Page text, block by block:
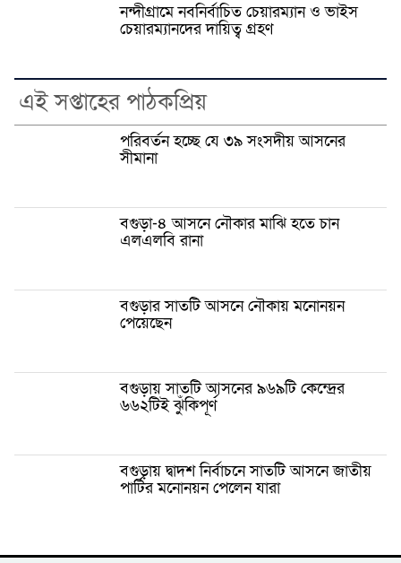
নন্দীগ্রামে নবনির্বাচিত চেয়ারম্যান ও ভাইস
চেয়ারম্যানদের দায়িত্ব গ্রহণ
এই সপ্তাহের পাঠকপ্রিয়
পরিবর্তন হচ্ছে যে ৩৯ সংসদীয় আসনের
সীমানা
বগুড়া-৪ আসনে নৌকার মাঝি হতে চান
এলএলবি রানা
বগুড়ার সাতটি আসনে নৌকায় মনোনয়ন
পেয়েছেন
বগুড়ায় সাতটি আসনের ৯৬৯টি কেন্দ্রের
৬৬২টিই ঝুঁকিপূর্ণ
বগুড়ায় দ্বাদশ নির্বাচনে সাতটি আসনে জাতীয়
পার্টির মনোনয়ন পেলেন যারা